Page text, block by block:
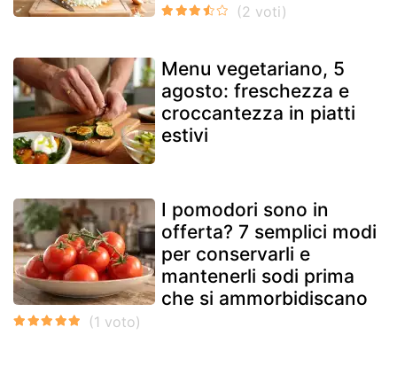
Menu vegetariano, 5
agosto: freschezza e
croccantezza in piatti
estivi
I pomodori sono in
offerta? 7 semplici modi
per conservarli e
mantenerli sodi prima
che si ammorbidiscano